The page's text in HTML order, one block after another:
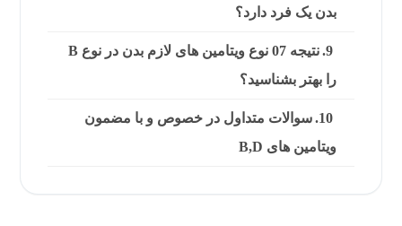
بدن یک فرد دارد؟
نتیجه 07 نوع ویتامین های لازم بدن در نوع B
را بهتر بشناسید؟
سوالات متداول در خصوص و با مضمون
ویتامین های B,D